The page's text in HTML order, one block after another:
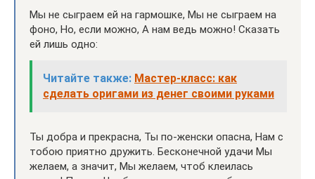
Мы не сыграем ей на гармошке, Мы не сыграем на
фоно, Но, если можно, А нам ведь можно! Сказать
ей лишь одно:
Читайте также: Мастер-класс: как
сделать оригами из денег своими руками
Ты добра и прекрасна, Ты по-женски опасна, Нам с
тобою приятно дружить. Бесконечной удачи Мы
желаем, а значит, Мы желаем, чтоб клеилась